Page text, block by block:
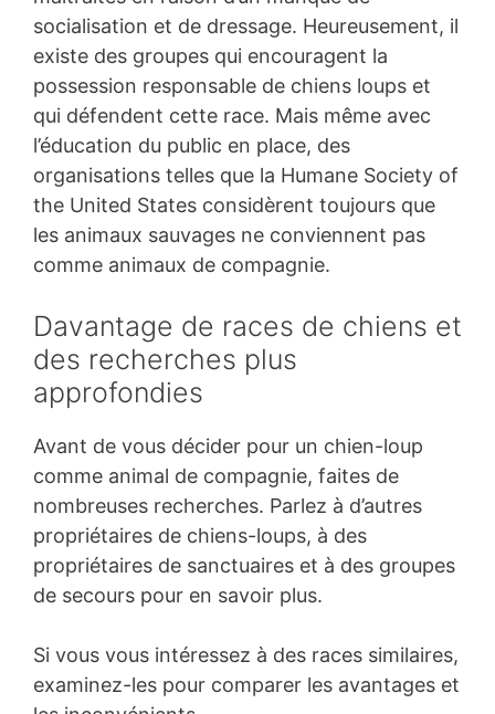
socialisation et de dressage. Heureusement, il
existe des groupes qui encouragent la
possession responsable de chiens loups et
qui défendent cette race. Mais même avec
l’éducation du public en place, des
organisations telles que la Humane Society of
the United States considèrent toujours que
les animaux sauvages ne conviennent pas
comme animaux de compagnie.
Davantage de races de chiens et
des recherches plus
approfondies
Avant de vous décider pour un chien-loup
comme animal de compagnie, faites de
nombreuses recherches. Parlez à d’autres
propriétaires de chiens-loups, à des
propriétaires de sanctuaires et à des groupes
de secours pour en savoir plus.
Si vous vous intéressez à des races similaires,
examinez-les pour comparer les avantages et